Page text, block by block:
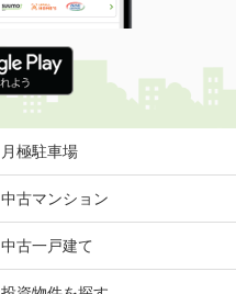
月極駐車場
中古マンション
中古一戸建て